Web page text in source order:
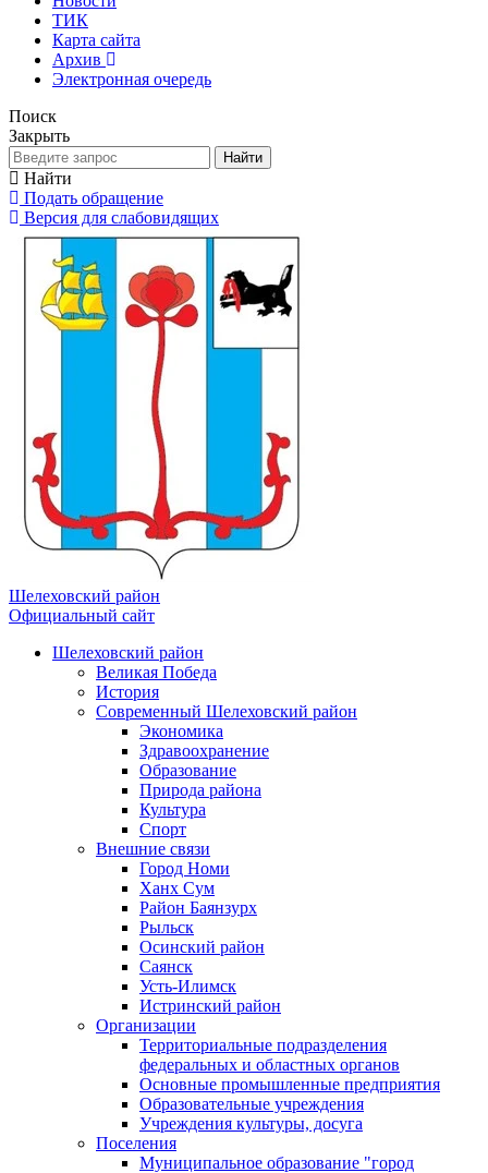
ТИК
Карта сайта
Архив
Электронная очередь
Поиск
Закрыть
Найти
Найти
Подать обращение
Версия для слабовидящих
Шелеховский район
Официальный сайт
Шелеховский район
Великая Победа
История
Современный Шелеховский район
Экономика
Здравоохранение
Образование
Природа района
Культура
Спорт
Внешние связи
Город Номи
Ханх Сум
Район Баянзурх
Рыльск
Осинский район
Саянск
Усть-Илимск
Истринский район
Организации
Территориальные подразделения
федеральных и областных органов
Основные промышленные предприятия
Образовательные учреждения
Учреждения культуры, досуга
Поселения
Муниципальное образование "город